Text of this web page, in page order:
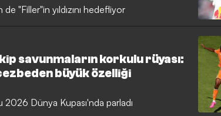
"Filler"in yıldızını hedefliyor
savunmaların korkulu rüyası:
büyük özelliği
2026 Dünya Kupası'nda parladı